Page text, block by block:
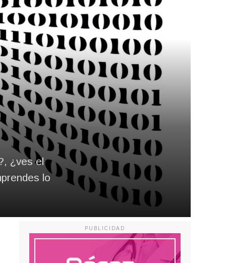
¿ves el
lo
PUBLICIDAD